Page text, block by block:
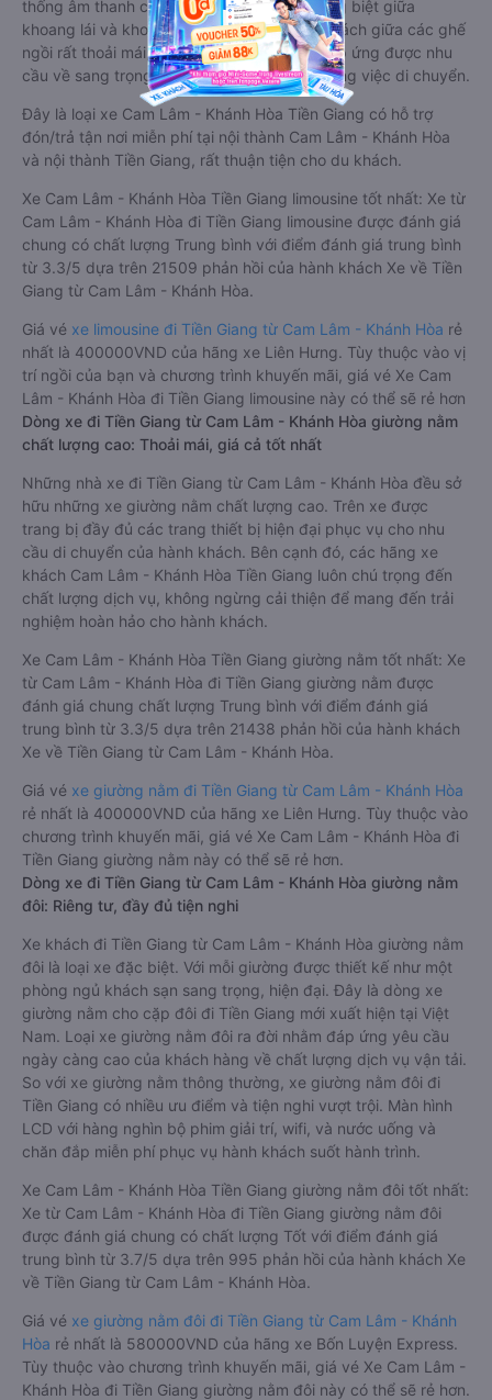
thống âm thanh cao cấp. Có vách ngăn riêng biệt giữa
khoang lái và khoang hành khách. Khoảng cách giữa các ghế
ngồi rất thoải mái, không nhồi nhét. Luôn đáp ứng được nhu
cầu về sang trọng, thoải mái và tiện nghi trong việc di chuyển.
Đây là loại xe Cam Lâm - Khánh Hòa Tiền Giang có hỗ trợ
đón/trả tận nơi miễn phí tại nội thành Cam Lâm - Khánh Hòa
và nội thành Tiền Giang, rất thuận tiện cho du khách.
Xe Cam Lâm - Khánh Hòa Tiền Giang limousine tốt nhất: Xe từ
Cam Lâm - Khánh Hòa đi Tiền Giang limousine được đánh giá
chung có chất lượng Trung bình với điểm đánh giá trung bình
từ 3.3/5 dựa trên 21509 phản hồi của hành khách Xe về Tiền
Giang từ Cam Lâm - Khánh Hòa.
Giá vé xe limousine đi Tiền Giang từ Cam Lâm - Khánh Hòa rẻ
nhất là 400000VND của hãng xe Liên Hưng. Tùy thuộc vào vị
trí ngồi của bạn và chương trình khuyến mãi, giá vé Xe Cam
Lâm - Khánh Hòa đi Tiền Giang limousine này có thể sẽ rẻ hơn
Dòng xe đi Tiền Giang từ Cam Lâm - Khánh Hòa giường nằm
chất lượng cao: Thoải mái, giá cả tốt nhất
Những nhà xe đi Tiền Giang từ Cam Lâm - Khánh Hòa đều sở
hữu những xe giường nằm chất lượng cao. Trên xe được
trang bị đầy đủ các trang thiết bị hiện đại phục vụ cho nhu
cầu di chuyển của hành khách. Bên cạnh đó, các hãng xe
khách Cam Lâm - Khánh Hòa Tiền Giang luôn chú trọng đến
chất lượng dịch vụ, không ngừng cải thiện để mang đến trải
nghiệm hoàn hảo cho hành khách.
Xe Cam Lâm - Khánh Hòa Tiền Giang giường nằm tốt nhất: Xe
từ Cam Lâm - Khánh Hòa đi Tiền Giang giường nằm được
đánh giá chung chất lượng Trung bình với điểm đánh giá
trung bình từ 3.3/5 dựa trên 21438 phản hồi của hành khách
Xe về Tiền Giang từ Cam Lâm - Khánh Hòa.
Giá vé xe giường nằm đi Tiền Giang từ Cam Lâm - Khánh Hòa
rẻ nhất là 400000VND của hãng xe Liên Hưng. Tùy thuộc vào
chương trình khuyến mãi, giá vé Xe Cam Lâm - Khánh Hòa đi
Tiền Giang giường nằm này có thể sẽ rẻ hơn.
Dòng xe đi Tiền Giang từ Cam Lâm - Khánh Hòa giường nằm
đôi: Riêng tư, đầy đủ tiện nghi
Xe khách đi Tiền Giang từ Cam Lâm - Khánh Hòa giường nằm
đôi là loại xe đặc biệt. Với mỗi giường được thiết kế như một
phòng ngủ khách sạn sang trọng, hiện đại. Đây là dòng xe
giường nằm cho cặp đôi đi Tiền Giang mới xuất hiện tại Việt
Nam. Loại xe giường nằm đôi ra đời nhằm đáp ứng yêu cầu
ngày càng cao của khách hàng về chất lượng dịch vụ vận tải.
So với xe giường nằm thông thường, xe giường nằm đôi đi
Tiền Giang có nhiều ưu điểm và tiện nghi vượt trội. Màn hình
LCD với hàng nghìn bộ phim giải trí, wifi, và nước uống và
chăn đắp miễn phí phục vụ hành khách suốt hành trình.
Xe Cam Lâm - Khánh Hòa Tiền Giang giường nằm đôi tốt nhất:
Xe từ Cam Lâm - Khánh Hòa đi Tiền Giang giường nằm đôi
được đánh giá chung có chất lượng Tốt với điểm đánh giá
trung bình từ 3.7/5 dựa trên 995 phản hồi của hành khách Xe
về Tiền Giang từ Cam Lâm - Khánh Hòa.
Giá vé xe giường nằm đôi đi Tiền Giang từ Cam Lâm - Khánh
Hòa rẻ nhất là 580000VND của hãng xe Bốn Luyện Express.
Tùy thuộc vào chương trình khuyến mãi, giá vé Xe Cam Lâm -
Khánh Hòa đi Tiền Giang giường nằm đôi này có thể sẽ rẻ hơn.